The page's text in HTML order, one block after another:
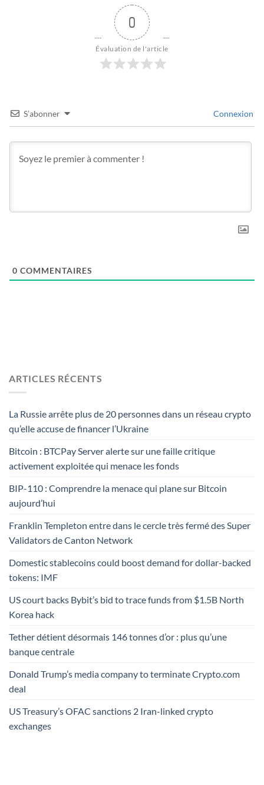
0
Évaluation de l'article
S’abonner Connexion
0 COMMENTAIRES
ARTICLES RÉCENTS
La Russie arrête plus de 20 personnes dans un réseau crypto
qu’elle accuse de financer l’Ukraine
Bitcoin : BTCPay Server alerte sur une faille critique
activement exploitée qui menace les fonds
BIP-110 : Comprendre la menace qui plane sur Bitcoin
aujourd’hui
Franklin Templeton entre dans le cercle très fermé des Super
Validators de Canton Network
Domestic stablecoins could boost demand for dollar-backed
tokens: IMF
US court backs Bybit’s bid to trace funds from $1.5B North
Korea hack
Tether détient désormais 146 tonnes d’or : plus qu’une
banque centrale
Donald Trump’s media company to terminate Crypto.com
deal
US Treasury’s OFAC sanctions 2 Iran-linked crypto
exchanges